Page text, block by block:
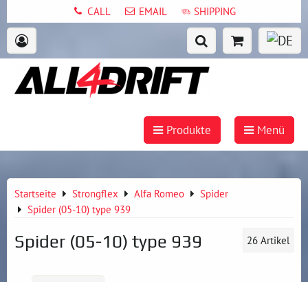
CALL EMAIL SHIPPING
Produkte Menü
Startseite Strongflex Alfa Romeo
Spider
Spider (05-10) type 939
Spider (05-10) type 939 26 Artikel